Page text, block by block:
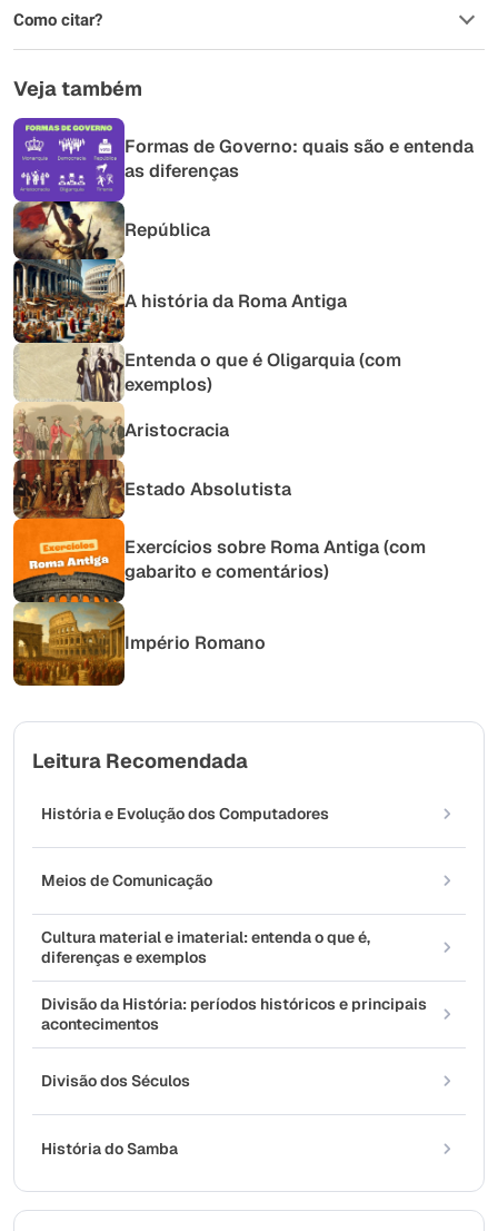
Como citar?
Veja também
Formas de Governo: quais são e entenda
as diferenças
República
A história da Roma Antiga
Entenda o que é Oligarquia (com
exemplos)
Aristocracia
Estado Absolutista
Exercícios sobre Roma Antiga (com
gabarito e comentários)
Império Romano
Leitura Recomendada
História e Evolução dos Computadores
Meios de Comunicação
Cultura material e imaterial: entenda o que é,
diferenças e exemplos
Divisão da História: períodos históricos e principais
acontecimentos
Divisão dos Séculos
História do Samba